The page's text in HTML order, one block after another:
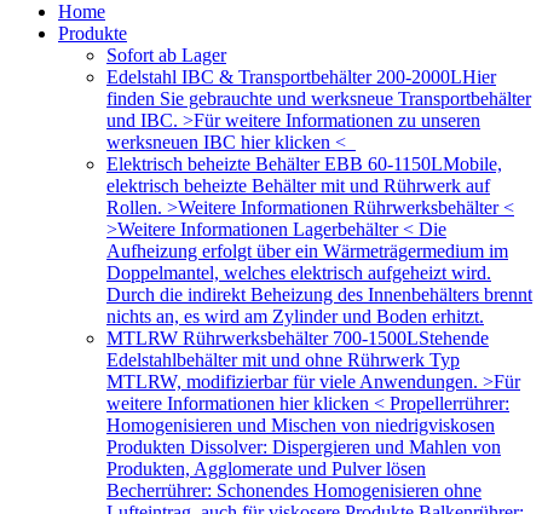
Home
Produkte
Sofort ab Lager
Edelstahl IBC & Transportbehälter 200-2000LHier
finden Sie gebrauchte und werksneue Transportbehälter
und IBC. >Für weitere Informationen zu unseren
werksneuen IBC hier klicken <
Elektrisch beheizte Behälter EBB 60-1150LMobile,
elektrisch beheizte Behälter mit und Rührwerk auf
Rollen. >Weitere Informationen Rührwerksbehälter <
>Weitere Informationen Lagerbehälter < Die
Aufheizung erfolgt über ein Wärmeträgermedium im
Doppelmantel, welches elektrisch aufgeheizt wird.
Durch die indirekt Beheizung des Innenbehälters brennt
nichts an, es wird am Zylinder und Boden erhitzt.
MTLRW Rührwerksbehälter 700-1500LStehende
Edelstahlbehälter mit und ohne Rührwerk Typ
MTLRW, modifizierbar für viele Anwendungen. >Für
weitere Informationen hier klicken < Propellerrührer:
Homogenisieren und Mischen von niedrigviskosen
Produkten Dissolver: Dispergieren und Mahlen von
Produkten, Agglomerate und Pulver lösen
Becherrührer: Schonendes Homogenisieren ohne